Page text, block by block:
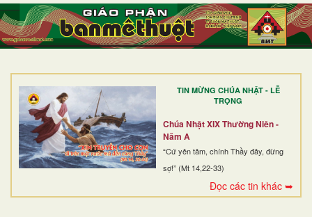
TIN MỪNG CHÚA NHẬT - LỄ
TRỌNG
Chúa Nhật XIX Thường Niên -
Năm A
“Cứ yên tâm, chính Thầy đây, đừng
sợ!” (Mt 14,22-33)
Đọc các tin khác ➥
TRANG NHẤT
GIỚI THIỆU
DÒNG TU
BAN MỤC VỤ
ĐOÀN THỂ CG